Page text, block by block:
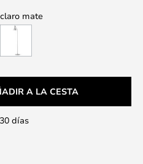
mate
A LA CESTA
días